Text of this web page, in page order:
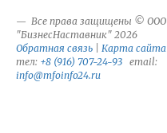
Все права защищены © ООО
"БизнесНаставник" 2026
Обратная связь
Карта сайта
тел: +8 (916) 707-24-93 email:
info@mfoinfo24.ru